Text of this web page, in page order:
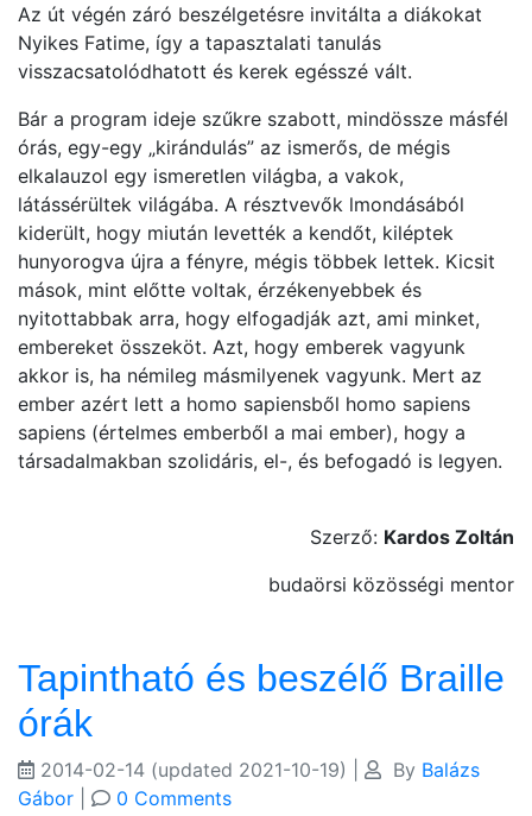
Az út végén záró beszélgetésre invitálta a diákokat
Nyikes Fatime, így a tapasztalati tanulás
visszacsatolódhatott és kerek egésszé vált.
Bár a program ideje szűkre szabott, mindössze másfél
órás, egy-egy „kirándulás” az ismerős, de mégis
elkalauzol egy ismeretlen világba, a vakok,
látássérültek világába. A résztvevők lmondásából
kiderült, hogy miután levették a kendőt, kiléptek
hunyorogva újra a fényre, mégis többek lettek. Kicsit
mások, mint előtte voltak, érzékenyebbek és
nyitottabbak arra, hogy elfogadják azt, ami minket,
embereket összeköt. Azt, hogy emberek vagyunk
akkor is, ha némileg másmilyenek vagyunk. Mert az
ember azért lett a homo sapiensből homo sapiens
sapiens (értelmes emberből a mai ember), hogy a
társadalmakban szolidáris, el-, és befogadó is legyen.
Szerző: Kardos Zoltán
budaörsi közösségi mentor
Tapintható és beszélő Braille
órák
2014-02-14 (updated 2021-10-19) By Balázs
Gábor
0 Comments